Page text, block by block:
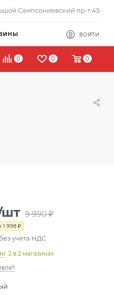
Сампсониевский пр-т 45
ВОЙТИ
0 0 0
9 990₽
1 998 ₽
учета НДС
: 2 в 2 магазинах